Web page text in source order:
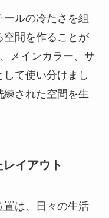
ルの冷たさを組
空間を作ることが
メインカラー、サ
て使い分けまし
練された空間を生
イアウト
置は、日々の生活